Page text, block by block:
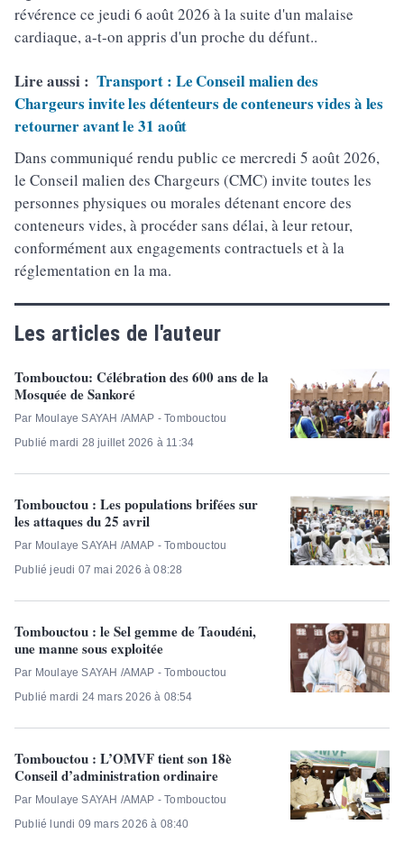
révérence ce jeudi 6 août 2026 à la suite d'un malaise
cardiaque, a-t-on appris d'un proche du défunt..
Lire aussi : Transport : Le Conseil malien des
Chargeurs invite les détenteurs de conteneurs vides à les
retourner avant le 31 août
Dans communiqué rendu public ce mercredi 5 août 2026,
le Conseil malien des Chargeurs (CMC) invite toutes les
personnes physiques ou morales détenant encore des
conteneurs vides, à procéder sans délai, à leur retour,
conformément aux engagements contractuels et à la
réglementation en la ma.
Les articles de l'auteur
Tombouctou: Célébration des 600 ans de la
Mosquée de Sankoré
Par Moulaye SAYAH /AMAP - Tombouctou
Publié mardi 28 juillet 2026 à 11:34
Tombouctou : Les populations brifées sur
les attaques du 25 avril
Par Moulaye SAYAH /AMAP - Tombouctou
Publié jeudi 07 mai 2026 à 08:28
Tombouctou : le Sel gemme de Taoudéni,
une manne sous exploitée
Par Moulaye SAYAH /AMAP - Tombouctou
Publié mardi 24 mars 2026 à 08:54
Tombouctou : L’OMVF tient son 18è
Conseil d’administration ordinaire
Par Moulaye SAYAH /AMAP - Tombouctou
Publié lundi 09 mars 2026 à 08:40